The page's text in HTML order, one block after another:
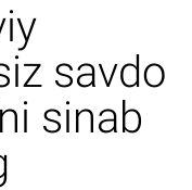
savdo
sinab